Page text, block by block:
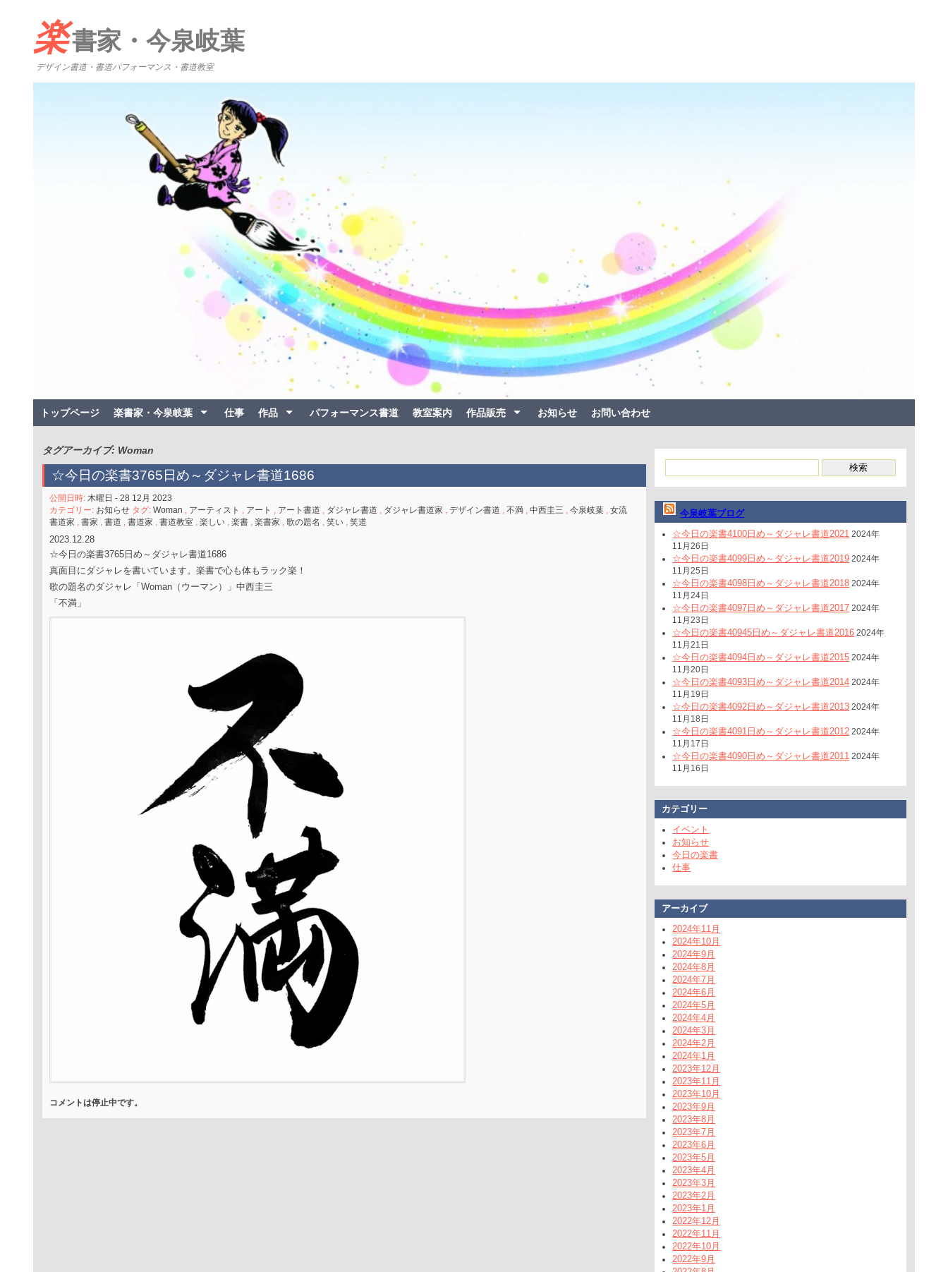
楽書家・今泉岐葉
デザイン書道・書道パフォーマンス・書道教室
トップページ 楽書家・今泉岐葉 仕事 作品 パフォーマンス書道 教室案内 作品販売 お知らせ お問い合わせ
タグアーカイブ: Woman
☆今日の楽書3765日め～ダジャレ書道1686
公開日時: 木曜日 - 28 12月 2023
カテゴリー: お知らせタグ: Woman アーティスト アート アート書道 ダジャレ書道 ダジャレ書道家 デザイン書道 不満, 中西圭三 今泉岐葉, 女流
書道家
書家 書道 書道家 書道教室, 楽しい, 楽書, 楽書家 歌の題名 笑い, 笑道
2023.12.28
☆今日の楽書3765日め～ダジャレ書道1686
真面目にダジャレを書いています。楽書で心も体もラック楽！
歌の題名のダジャレ「Woman（ウーマン）」中西圭三
「不満」
コメントは停止中です。
今泉岐葉ブログ
☆今日の楽書4100日め～ダジャレ書道2021 2024年
11月26日
☆今日の楽書4099日め～ダジャレ書道2019 2024年
11月25日
☆今日の楽書4098日め～ダジャレ書道2018 2024年
11月24日
☆今日の楽書4097日め～ダジャレ書道2017 2024年
11月23日
☆今日の楽書40945日め～ダジャレ書道2016 2024年
11月21日
☆今日の楽書4094日め～ダジャレ書道2015 2024年
11月20日
☆今日の楽書4093日め～ダジャレ書道2014 2024年
11月19日
☆今日の楽書4092日め～ダジャレ書道2013 2024年
11月18日
☆今日の楽書4091日め～ダジャレ書道2012 2024年
11月17日
☆今日の楽書4090日め～ダジャレ書道2011 2024年
11月16日
カテゴリー
イベント
お知らせ
今日の楽書
仕事
アーカイブ
2024年11月
2024年10月
2024年9月
2024年8月
2024年7月
2024年6月
2024年5月
2024年4月
2024年3月
2024年2月
2024年1月
2023年12月
2023年11月
2023年10月
2023年9月
2023年8月
2023年7月
2023年6月
2023年5月
2023年4月
2023年3月
2023年2月
2023年1月
2022年12月
2022年11月
2022年10月
2022年9月